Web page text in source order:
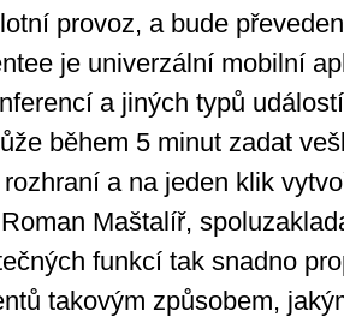
provoz, a bude
je univerzální mobilní
a jiných typů
během 5 minut zadat
a na jeden klik
Maštalíř,
funkcí tak snadno
takovým způsobem,